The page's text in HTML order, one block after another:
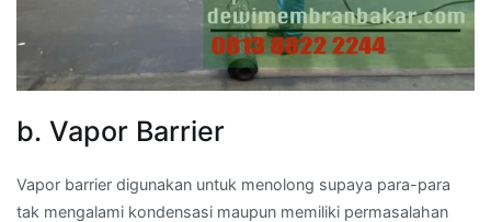
b. Vapor Barrier
Vapor barrier digunakan untuk menolong supaya para-para
tak mengalami kondensasi maupun memiliki permasalahan